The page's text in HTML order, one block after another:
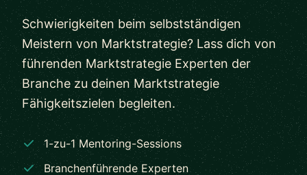
Schwierigkeiten beim selbstständigen
Meistern von Marktstrategie? Lass dich von
führenden Marktstrategie Experten der
Branche zu deinen Marktstrategie
Fähigkeitszielen begleiten.
1-zu-1 Mentoring-Sessions
Branchenführende Experten